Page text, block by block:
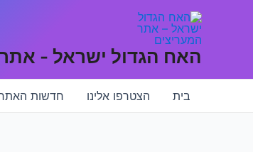
האח הגדול ישראל -
בית הצטרפו אלינו חדשות